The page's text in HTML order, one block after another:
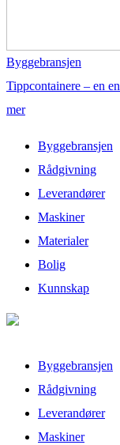
Byggebransjen
Tippcontainere – en
mer
Byggebransjen
Rådgivning
Leverandører
Maskiner
Materialer
Bolig
Kunnskap
Byggebransjen
Rådgivning
Leverandører
Maskiner